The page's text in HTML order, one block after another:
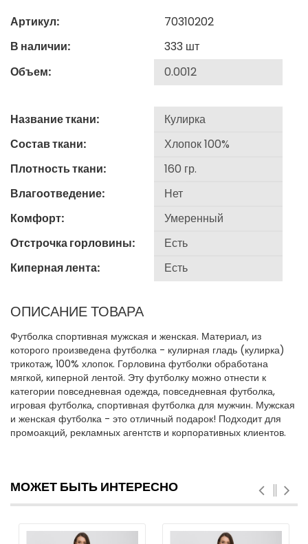
Артикул:
70310202
В наличии:
333 шт
Объем:
Название ткани:
Состав ткани:
Плотность ткани:
Влагоотведение:
Комфорт:
Отстрочка горловины:
Киперная лента:
ОПИСАНИЕ ТОВАРА
Футболка спортивная мужская и женская. Материал, из
которого произведена футболка - кулирная гладь (кулирка)
трикотаж, 100% хлопок. Горловина футболки обработана
мягкой, киперной лентой. Эту футболку можно отнести к
категории повседневная одежда, повседневная футболка,
игровая футболка, спортивная футболка для мужчин. Мужская
и женская футболка - это отличный подарок! Подходит для
промоакций, рекламных агентств и корпоративных клиентов.
МОЖЕТ БЫТЬ ИНТЕРЕСНО